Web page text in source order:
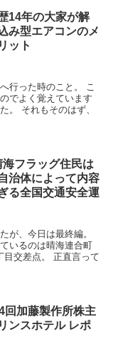
14年の大家が解
み型エアコンのメ
ット
行った時のこと。 こ
でよく覚えています
。 それもそのはず、
フラッグ住民は
治体によって内容
る全国交通安全運
が、今日は最終編。
いるのは晴海連合町
目交差点。 正直言って
回加藤製作所株主
ンスホテル レポ